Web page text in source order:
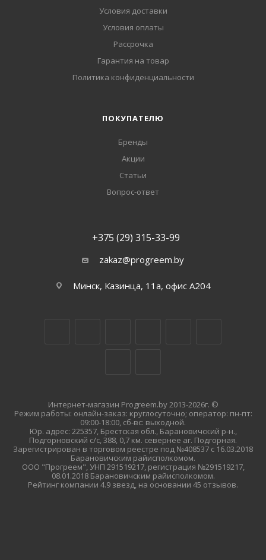
Условия доставки
Условия оплаты
Рассрочка
Гарантия на товар
Политика конфиденциальности
ПОКУПАТЕЛЮ
Бренды
Акции
Статьи
Вопрос-ответ
+375 (29) 315-33-99
zakaz@progreem.by
Минск, Казинца, 11а, офис А204
Интернет-магазин Progreem.by 2013-2026г. ©
Режим работы: онлайн-заказ: круглосуточно; оператор: пн-пт:
09:00-18:00, сб-вс: выходной.
Юр. адрес: 225357, Брестская обл., Барановичский р-н.,
Подгорновский с/с, 388, 0,7 км. севернее аг. Подгорная.
Зарегистрирован в торговом реестре под №408537 с 16.03.2018
Барановичским райисполкомом.
ООО "Прогреем", УНП 291519217, регистрация №291519217,
08.01.2018 Барановичским райисполкомом.
Рейтинг компании 4.9 звезд, на основании 45 отзывов.